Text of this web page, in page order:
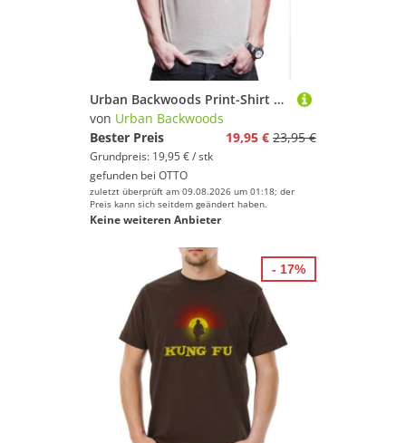
Urban Backwoods Print-Shirt Fighter's Club Guile II Herren T-Shirt Fighter SF Karate Hadouken Ryu (1-tlg) Street Ken Kung Fu
von Urban Backwoods
Bester Preis
19,95 € 23,95 €
Grundpreis: 19,95 € / stk
gefunden bei OTTO
zuletzt überprüft am 09.08.2026 um 01:18; der
Preis kann sich seitdem geändert haben.
Keine weiteren Anbieter
- 17%